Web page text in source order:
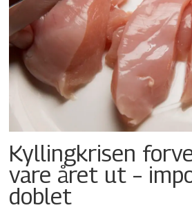
Kyllingkrisen
vare året ut –
doblet